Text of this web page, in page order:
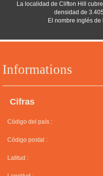
Informations
Cifras
Código del país :
Código postal :
Latitud :
La localidad de Clifton Hill
densidad de
El nombre inglés